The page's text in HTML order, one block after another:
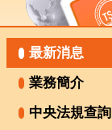
最新消息
業務簡介
中央法規查詢